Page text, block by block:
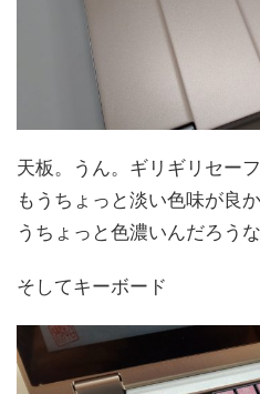
天板。うん。ギリギリセーフ
もうちょっと淡い色味が良
うちょっと色濃いんだろう
そしてキーボード